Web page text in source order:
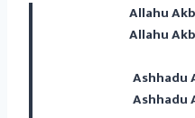
Allahu
Allahu
Ashhadu
Ashhadu